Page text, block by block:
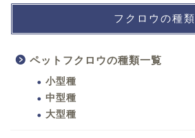
フクロウの種類
ペットフクロウの種類一覧
小型種
中型種
大型種